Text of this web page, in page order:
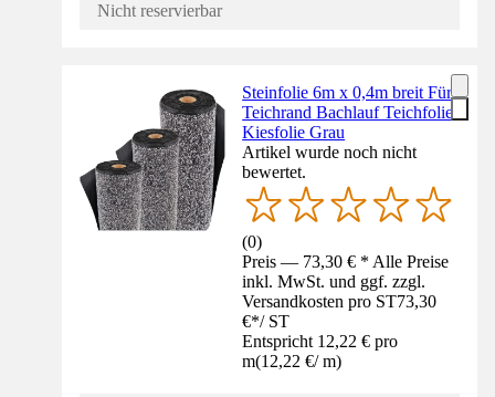
Nicht reservierbar
Steinfolie 6m x 0,4m breit Für
Teichrand Bachlauf Teichfolie
Kiesfolie Grau
Artikel wurde noch nicht
bewertet.
(0)
Preis — 73,30 € * Alle Preise
inkl. MwSt. und ggf. zzgl.
Versandkosten pro ST73,30
€*/ ST
Entspricht 12,22 € pro
m(12,22 €/ m)